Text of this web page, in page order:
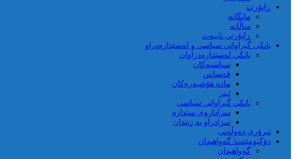
ڕاپۆرت
مانگانە
ساڵانە
ڕاپۆرتی تایبەت
بانکی گیراوانی سیاسی و لەسێدارەدراو
بانکی لەسێدارەدراوان
سیاسیەکان
قەساس
مادە هۆشبەرەکان
ئیتر
بانکی گیراوانی سیاسی
سزاداروی سێدارە
سزادراو بە زیندان
تیرۆری دەوڵەتی
دۆکیومێنت/ گەواهیدان
گەواهیدان